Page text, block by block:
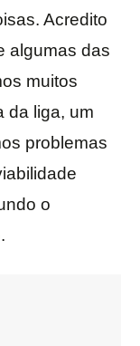
Acredito
algumas das
muitos
da liga, um
problemas
o
.